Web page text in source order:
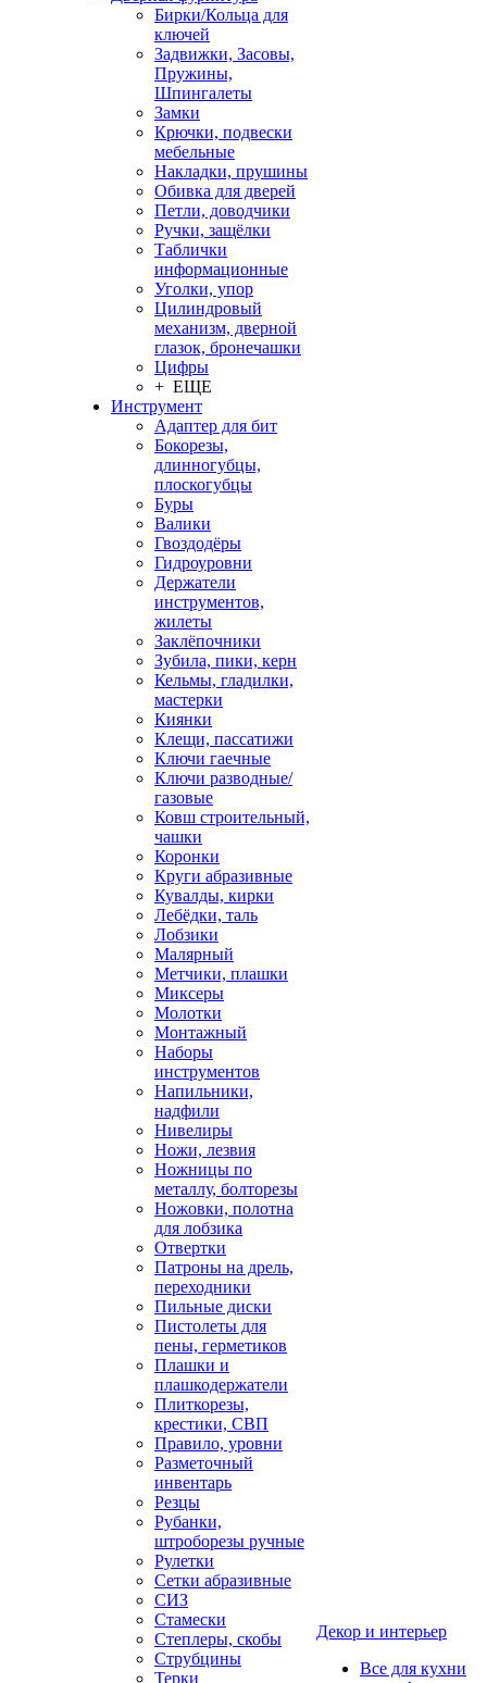
Бирки/Кольца для
ключей
Задвижки, Засовы,
Пружины,
Шпингалеты
Замки
Крючки, подвески
мебельные
Накладки, прушины
Обивка для дверей
Петли, доводчики
Ручки, защёлки
Таблички
информационные
Уголки, упор
Цилиндровый
механизм, дверной
глазок, бронечашки
Цифры
+ ЕЩЕ
Инструмент
Адаптер для бит
Бокорезы,
длинногубцы,
плоскогубцы
Буры
Валики
Гвоздодёры
Гидроуровни
Держатели
инструментов,
жилеты
Заклёпочники
Зубила, пики, керн
Кельмы, гладилки,
мастерки
Киянки
Клещи, пассатижи
Ключи гаечные
Ключи разводные/
газовые
Ковш строительный,
чашки
Коронки
Круги абразивные
Кувалды, кирки
Лебёдки, таль
Лобзики
Малярный
Метчики, плашки
Миксеры
Молотки
Монтажный
Наборы
инструментов
Напильники,
надфили
Нивелиры
Ножи, лезвия
Ножницы по
металлу, болторезы
Ножовки, полотна
для лобзика
Отвертки
Патроны на дрель,
переходники
Пильные диски
Пистолеты для
пены, герметиков
Плашки и
плашкодержатели
Плиткорезы,
крестики, СВП
Правило, уровни
Разметочный
инвентарь
Резцы
Рубанки,
штроборезы ручные
Рулетки
Сетки абразивные
СИЗ
Стамески
Степлеры, скобы
Струбцины
Терки
Декор и интерьер
Все для кухни